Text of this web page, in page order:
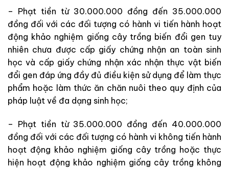
– Phạt tiền từ 30.000.000 đồng đến 35.000.000
đồng đối với các đối tượng có hành vi tiến hành hoạt
động khảo nghiệm giống cây trồng biến đổi gen tuy
nhiên chưa được cấp giấy chứng nhận an toàn sinh
học và cấp giấy chứng nhận xác nhận thực vật biến
đổi gen đáp ứng đầy đủ điều kiện sử dụng để làm thực
phẩm hoặc làm thức ăn chăn nuôi theo quy định của
pháp luật về đa dạng sinh học;
– Phạt tiền từ 35.000.000 đồng đến 40.000.000
đồng đối với các đối tượng có hành vi không tiến hành
hoạt động khảo nghiệm giống cây trồng hoặc thực
hiện hoạt động khảo nghiệm giống cây trồng không